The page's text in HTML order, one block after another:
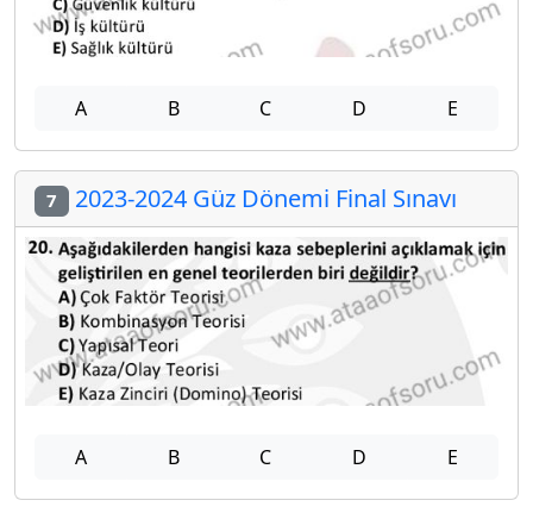
A B C D E
7 2023-2024 Güz Dönemi Final Sınavı
A B C D E